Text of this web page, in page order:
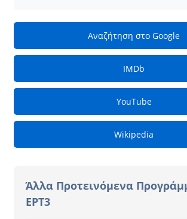
Αναζήτηση στο Google
IMDb
YouTube
Wikipedia
Άλλα Προτεινόμενα
ΕΡΤ3